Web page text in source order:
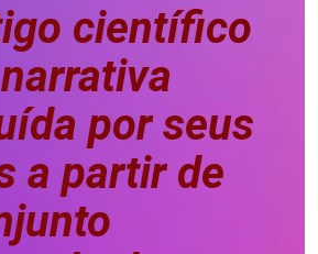
científico
por seus
a partir de